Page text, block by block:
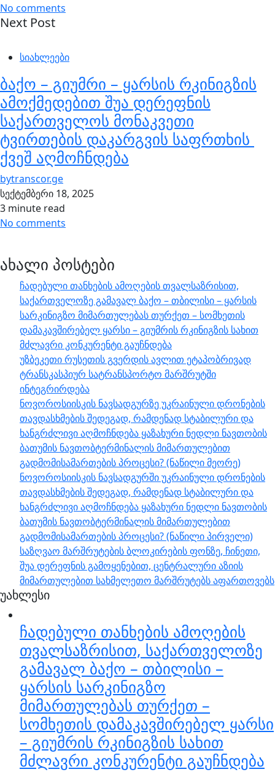
No comments
Next Post
სიახლეები
ბაქო – გიუმრი – ყარსის რკინიგზის
ამოქმედებით შუა დერეფნის
საქართველოს მონაკვეთი
ტვირთების დაკარგვის საფრთხის
ქვეშ აღმოჩნდება
bytranscor.ge
სექტემბერი 18, 2025
3 minute read
No comments
ახალი პოსტები
ჩადებული თანხების ამოღების თვალსაზრისით,
საქართველოზე გამავალ ბაქო – თბილისი – ყარსის
სარკინიგზო მიმართულებას თურქეთ – სომხეთის
დამაკავშირებელ ყარსი – გიუმრის რკინიგზის სახით
მძლავრი კონკურენტი გაუჩნდება
უზბეკეთი რუსეთის გვერდის ავლით ეტაპობრივად
ტრანსკასპიურ სატრანსპორტო მარშრუტში
ინტეგრირდება
ნოვოროსიისკის ნავსადგურზე უკრაინული დრონების
თავდასხმების შედეგად, რამდენად სტაბილური და
ხანგრძლივი აღმოჩნდება ყაზახური ნედლი ნავთობის
ბათუმის ნავთობტერმინალის მიმართულებით
გადმომისამართების პროცესი? (ნაწილი მეორე)
ნოვოროსიისკის ნავსადგურში უკრაინული დრონების
თავდასხმების შედეგად, რამდენად სტაბილური და
ხანგრძლივი აღმოჩნდება ყაზახური ნედლი ნავთობის
ბათუმის ნავთობტერმინალის მიმართულებით
გადმომისამართების პროცესი? (ნაწილი პირველი)
საზღვაო მარშრუტების ბლოკირების ფონზე, ჩინეთი,
შუა დერეფნის გამოყენებით, ცენტრალური აზიის
მიმართულებით სახმელეთო მარშრუტებს აფართოვებს
უახლესი
ჩადებული თანხების ამოღების
თვალსაზრისით, საქართველოზე
გამავალ ბაქო – თბილისი –
ყარსის სარკინიგზო
მიმართულებას თურქეთ –
სომხეთის დამაკავშირებელ ყარსი
– გიუმრის რკინიგზის სახით
მძლავრი კონკურენტი გაუჩნდება